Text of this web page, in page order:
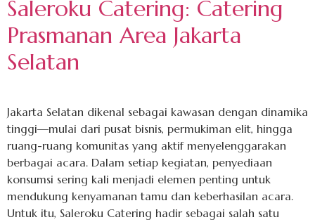
Saleroku Catering: Catering
Prasmanan Area Jakarta
Selatan
Jakarta Selatan dikenal sebagai kawasan dengan dinamika
tinggi—mulai dari pusat bisnis, permukiman elit, hingga
ruang-ruang komunitas yang aktif menyelenggarakan
berbagai acara. Dalam setiap kegiatan, penyediaan
konsumsi sering kali menjadi elemen penting untuk
mendukung kenyamanan tamu dan keberhasilan acara.
Untuk itu, Saleroku Catering hadir sebagai salah satu